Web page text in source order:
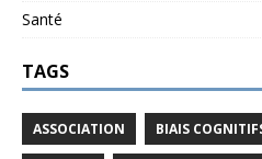
Santé
TAGS
ASSOCIATION BIAIS